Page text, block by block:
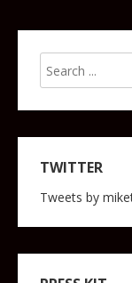
TWITTER
Tweets by